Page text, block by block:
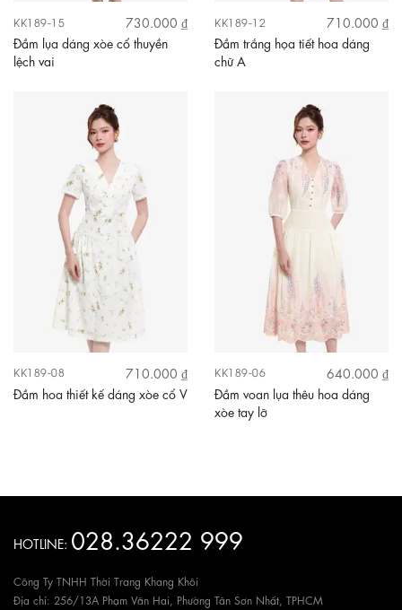
KK189-15
730.000 ₫
Đầm lụa dáng xòe cổ thuyền
lệch vai
KK189-12
710.000 ₫
Đầm trắng họa tiết hoa dáng
chữ A
KK189-08
710.000 ₫
Đầm hoa thiết kế dáng xòe cổ V
KK189-06
640.000 ₫
Đầm voan lụa thêu hoa dáng
xòe tay lỡ
HOTLINE: 028.36222 999
Công Ty TNHH Thời Trang Khang Khôi
Địa chỉ: 256/13A Phạm Văn Hai, Phường Tân Sơn Nhất, TPHCM